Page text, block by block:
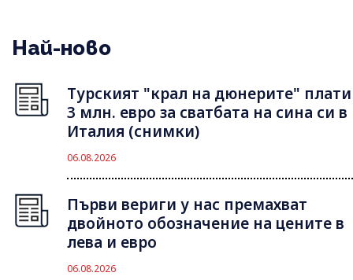
Най-ново
Турският "крал на дюнерите" плати
3 млн. евро за сватбата на сина си в
Италия (снимки)
06.08.2026
Първи вериги у нас премахват
двойното обозначение на цените в
лева и евро
06.08.2026